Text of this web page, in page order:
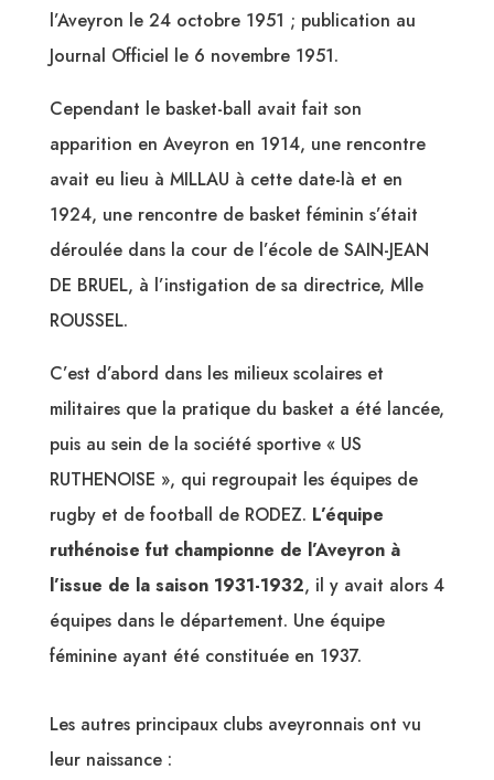
l’Aveyron le 24 octobre 1951 ; publication au
Journal Officiel le 6 novembre 1951.
Cependant le basket-ball avait fait son
apparition en Aveyron en 1914, une rencontre
avait eu lieu à MILLAU à cette date-là et en
1924, une rencontre de basket féminin s’était
déroulée dans la cour de l’école de SAIN-JEAN
DE BRUEL, à l’instigation de sa directrice, Mlle
ROUSSEL.
C’est d’abord dans les milieux scolaires et
militaires que la pratique du basket a été lancée,
puis au sein de la société sportive « US
RUTHENOISE », qui regroupait les équipes de
rugby et de football de RODEZ. L’équipe
ruthénoise fut championne de l’Aveyron à
l’issue de la saison 1931-1932, il y avait alors 4
équipes dans le département. Une équipe
féminine ayant été constituée en 1937.
Les autres principaux clubs aveyronnais ont vu
leur naissance :